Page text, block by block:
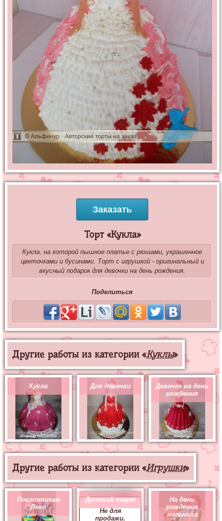
Заказать
Торт «Кукла»
Кукла, на которой пышное платье с рюшами, украшенное
цветочками и бусинами. Торт с игрушкой - оригинальный и
вкусный подарок для девочки на день рождения.
Поделиться
Другие работы из категории «Куклы»
Кукла Для девочки
Девочке на день
рождения
Другие работы из категории «Игрушки»
Поклонникам
Лего
Детский торт
Не для
продажи.
На день
рождения
мальчика